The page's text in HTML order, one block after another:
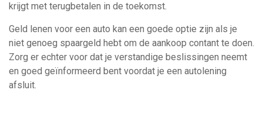
krijgt met terugbetalen in de toekomst.
Geld lenen voor een auto kan een goede optie zijn als je
niet genoeg spaargeld hebt om de aankoop contant te doen.
Zorg er echter voor dat je verstandige beslissingen neemt
en goed geïnformeerd bent voordat je een autolening
afsluit.